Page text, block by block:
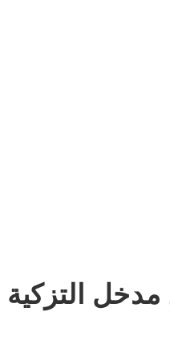
التزكية